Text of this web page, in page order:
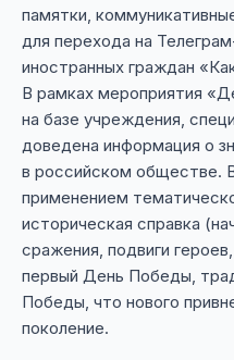
памятки,
для перехода на
иностранных граждан
В рамках мероприятия
на базе учреждения,
доведена информация о
в российском обществе.
применением
историческая справка
сражения, подвиги
первый День Победы,
Победы, что нового
поколение.